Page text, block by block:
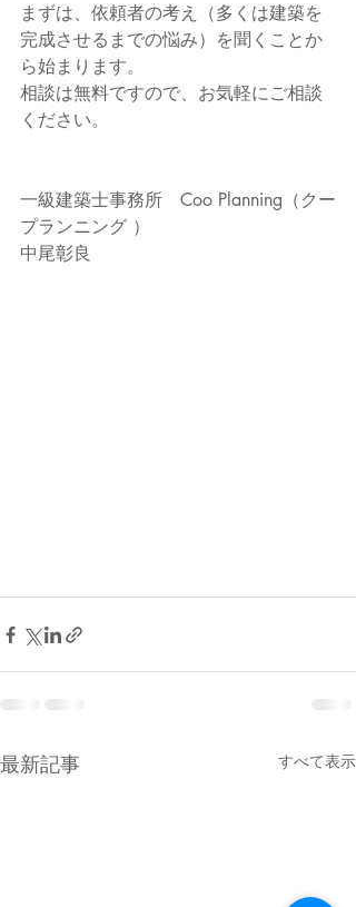
まずは、依頼者の考え（多くは建築を
完成させるまでの悩み）を聞くことか
ら始まります。
相談は無料ですので、お気軽にご相談
ください。
一級建築士事務所　Coo Planning（クー
プランニング ）
中尾彰良
最新記事 すべて表示